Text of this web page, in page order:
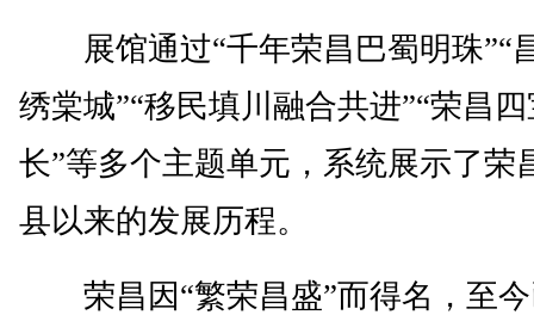
展馆通过“千年荣昌巴蜀明珠”“
绣棠城”“移民填川融合共进”“荣昌
长”等多个主题单元，系统展示了荣
县以来的发展历程。
荣昌因“繁荣昌盛”而得名，至今